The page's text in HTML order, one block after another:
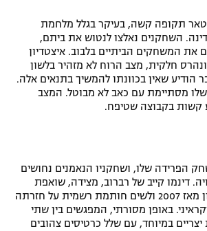
תקופה קשה, בעיקר בגלל מלחמת
השחקנים נאלצו לנטוש את ביתם,
את המשחקים הביתיים בלבוב. איצטדיון
חלקית, מצב הרוח לא מזהיר בלשון
הודיע שאין בכוונתו להמשיך בתנאים אלה.
מסתיימת עם כאב לא מבוטל. המצב
קשות בקבוצה שטיפח.
הפרידה שלו, ושחקניו הנאמנים נחושים
דינמו קייב של רברוב, מצידה, שואפת
לזכות בדאבל הראשון מאז 2007 ולשים חותמת רשמית על חזרתה
באופן מסורתי, המפגשים בין שתי
יצריים במיוחד, עם שלל כרטיסים צהובים